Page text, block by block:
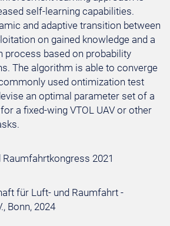
self-learning capabilities.
and adaptive transition between
on gained knowledge and a
process based on probability
The algorithm is able to converge
used ontimization test
an optimal parameter set of a
a fixed-wing VTOL UAV or other
2021
für Luft- und Raumfahrt -
Bonn, 2024